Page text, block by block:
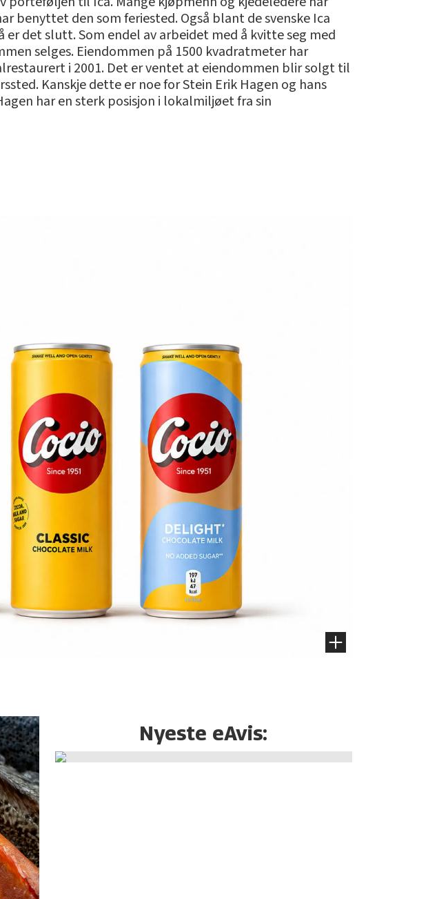
benyttet den som feriested. Også blant de svenske Ica
det slutt. Som endel av arbeidet med å kvitte seg med
selges. Eiendommen på 1500 kvadratmeter har
i 2001. Det er ventet at eiendommen blir solgt til
Kanskje dette er noe for Stein Erik Hagen og hans
har en sterk posisjon i lokalmiljøet fra sin
Nyeste eAvis: